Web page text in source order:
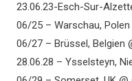
23.06.23-Esch-Sur-
06/25 – Warschau,
06/27 – Brüssel, Belgien
28.06.28 – Ysselsteyn,